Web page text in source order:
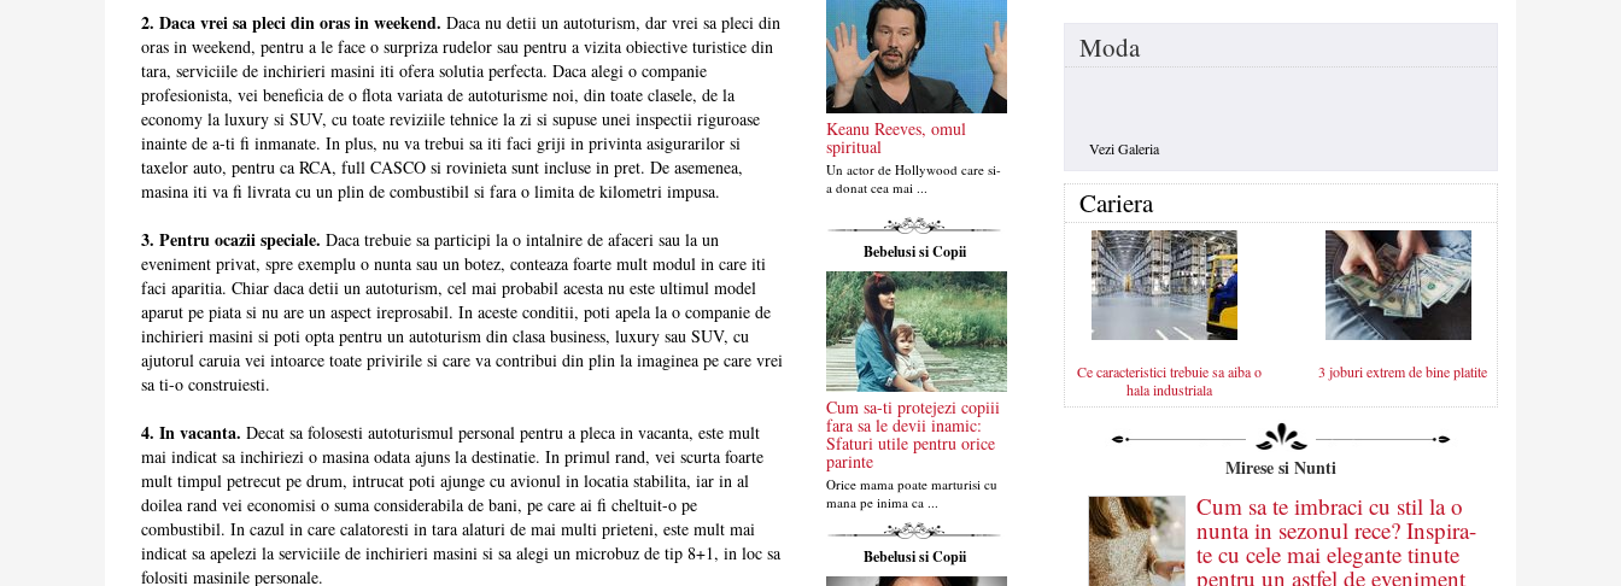
2. Daca vrei sa pleci din oras in weekend. Daca nu detii un autoturism, dar vrei sa pleci din
oras in weekend, pentru a le face o surpriza rudelor sau pentru a vizita obiective turistice din
tara, serviciile de inchirieri masini iti ofera solutia perfecta. Daca alegi o companie
profesionista, vei beneficia de o flota variata de autoturisme noi, din toate clasele, de la
economy la luxury si SUV, cu toate reviziile tehnice la zi si supuse unei inspectii riguroase
inainte de a-ti fi inmanate. In plus, nu va trebui sa iti faci griji in privinta asigurarilor si
taxelor auto, pentru ca RCA, full CASCO si rovinieta sunt incluse in pret. De asemenea,
masina iti va fi livrata cu un plin de combustibil si fara o limita de kilometri impusa.
3. Pentru ocazii speciale. Daca trebuie sa participi la o intalnire de afaceri sau la un
eveniment privat, spre exemplu o nunta sau un botez, conteaza foarte mult modul in care iti
faci aparitia. Chiar daca detii un autoturism, cel mai probabil acesta nu este ultimul model
aparut pe piata si nu are un aspect ireprosabil. In aceste conditii, poti apela la o companie de
inchirieri masini si poti opta pentru un autoturism din clasa business, luxury sau SUV, cu
ajutorul caruia vei intoarce toate privirile si care va contribui din plin la imaginea pe care vrei
sa ti-o construiesti.
4. In vacanta. Decat sa folosesti autoturismul personal pentru a pleca in vacanta, este mult
mai indicat sa inchiriezi o masina odata ajuns la destinatie. In primul rand, vei scurta foarte
mult timpul petrecut pe drum, intrucat poti ajunge cu avionul in locatia stabilita, iar in al
doilea rand vei economisi o suma considerabila de bani, pe care ai fi cheltuit-o pe
combustibil. In cazul in care calatoresti in tara alaturi de mai multi prieteni, este mult mai
indicat sa apelezi la serviciile de inchirieri masini si sa alegi un microbuz de tip 8+1, in loc sa
folositi masinile personale.
Keanu Reeves, omul
spiritual
Un actor de Hollywood care si-
a donat cea mai ...
Bebelusi si Copii
Cum sa-ti protejezi copiii
fara sa le devii inamic:
Sfaturi utile pentru orice
parinte
Orice mama poate marturisi cu
mana pe inima ca ...
Bebelusi si Copii
Moda
Vezi Galeria
Cariera
Ce caracteristici trebuie sa aiba o
hala industriala
3 joburi extrem de bine platite
Mirese si Nunti
Cum sa te imbraci cu stil la o
nunta in sezonul rece? Inspira-
te cu cele mai elegante tinute
pentru un astfel de eveniment